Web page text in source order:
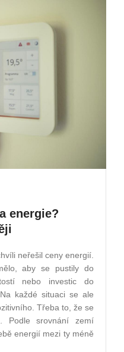
energie?
neřešil ceny energií.
aby se pustily do
nebo investic do
každé situaci se ale
Třeba to, že se
Podle srovnání zemí
energií mezi ty méně